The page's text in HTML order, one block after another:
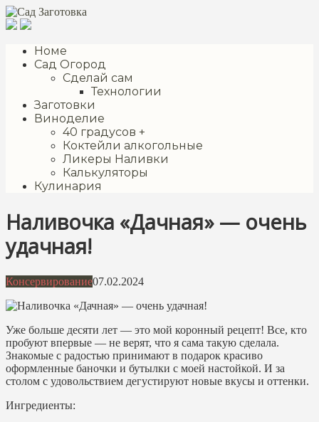
Перейти
к
Номе
Сад Огород
Сделай сам
Технологии
Заготовки
Виноделие
40 градусов +
Коктейли алкогольные
Ликеры Наливки
Калькуляторы
Кулинария
Наливочка «Дачная» — очень
удачная!
Консервирование07.02.2024
Уже больше десяти лет — это мой коронный рецепт! Все, кто
пробуют впервые — не верят, что я сама такую сделала.
Знакомые с радостью принимают в подарок красиво
оформленные баночки и бутылки с моей настойкой. И за
столом с удовольствием дегустируют новые вкусы и оттенки.
Ингредиенты: